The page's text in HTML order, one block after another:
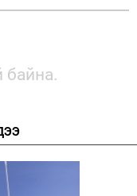
байна.